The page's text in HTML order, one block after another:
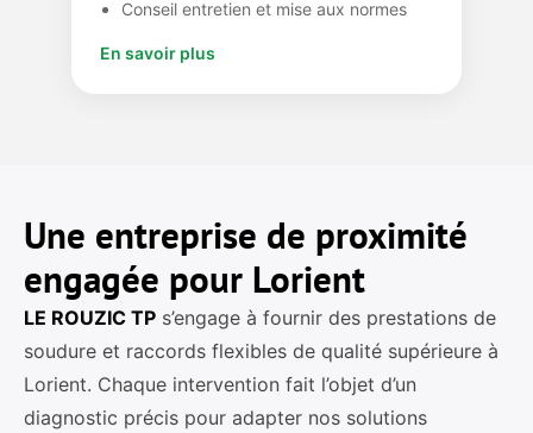
Conseil entretien et mise aux normes
En savoir plus
Une entreprise de proximité
engagée pour Lorient
LE ROUZIC TP s’engage à fournir des prestations de
soudure et raccords flexibles de qualité supérieure à
Lorient. Chaque intervention fait l’objet d’un
diagnostic précis pour adapter nos solutions